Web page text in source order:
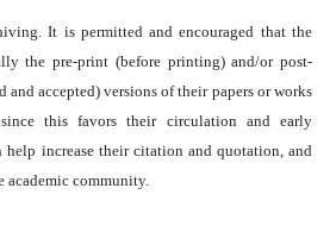
It is permitted and encouraged that the
the pre-print (before printing) and/or post-
and accepted) versions of their papers or works
this favors their circulation and early
help increase their citation and quotation, and
academic community.